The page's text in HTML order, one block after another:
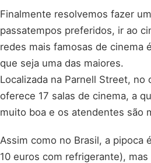
Finalmente resolvemos fazer
passatempos preferidos, ir ao
redes mais famosas de cinema
que seja uma das maiores.
Localizada na Parnell Street, no
oferece 17 salas de cinema, a
muito boa e os atendentes são
Assim como no Brasil, a pipoca
10 euros com refrigerante),